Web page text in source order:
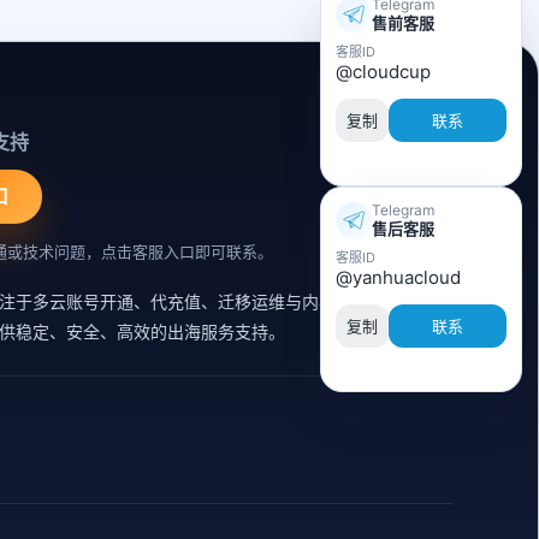
持
技术问题，点击客服入口即可联系。
于多云账号开通、代充值、迁移运维与内容同步支持的云
稳定、安全、高效的出海服务支持。
Telegram
售前客服
客服ID
@cloudcup
复制 联系
Telegram
售后客服
客服ID
@yanhuacloud
复制 联系